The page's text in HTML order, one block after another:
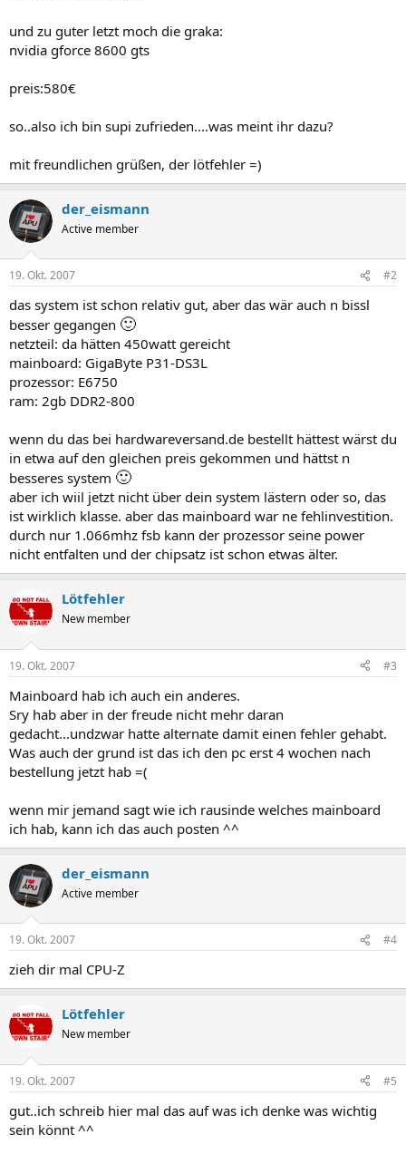
und zu guter letzt moch die graka:
nvidia gforce 8600 gts
preis:580€
so..also ich bin supi zufrieden....was meint ihr dazu?
mit freundlichen grüßen, der lötfehler =)
der_eismann
Active member
19. Okt. 2007 #2
das system ist schon relativ gut, aber das wär auch n bissl
besser gegangen 🙂
netzteil: da hätten 450watt gereicht
mainboard: GigaByte P31-DS3L
prozessor: E6750
ram: 2gb DDR2-800
wenn du das bei hardwareversand.de bestellt hättest wärst du
in etwa auf den gleichen preis gekommen und hättst n
besseres system 🙂
aber ich wiil jetzt nicht über dein system lästern oder so, das
ist wirklich klasse. aber das mainboard war ne fehlinvestition.
durch nur 1.066mhz fsb kann der prozessor seine power
nicht entfalten und der chipsatz ist schon etwas älter.
Lötfehler
New member
19. Okt. 2007 #3
Mainboard hab ich auch ein anderes.
Sry hab aber in der freude nicht mehr daran
gedacht...undzwar hatte alternate damit einen fehler gehabt.
Was auch der grund ist das ich den pc erst 4 wochen nach
bestellung jetzt hab =(
wenn mir jemand sagt wie ich rausinde welches mainboard
ich hab, kann ich das auch posten ^^
der_eismann
Active member
19. Okt. 2007 #4
zieh dir mal CPU-Z
Lötfehler
New member
19. Okt. 2007 #5
gut..ich schreib hier mal das auf was ich denke was wichtig
sein könnt ^^